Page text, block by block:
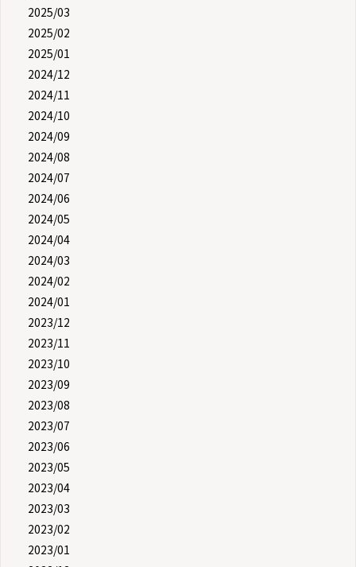
2025/03
2025/02
2025/01
2024/12
2024/11
2024/10
2024/09
2024/08
2024/07
2024/06
2024/05
2024/04
2024/03
2024/02
2024/01
2023/12
2023/11
2023/10
2023/09
2023/08
2023/07
2023/06
2023/05
2023/04
2023/03
2023/02
2023/01